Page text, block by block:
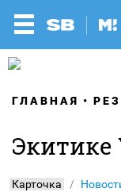
ГЛАВНАЯ
Экитике
Карточка